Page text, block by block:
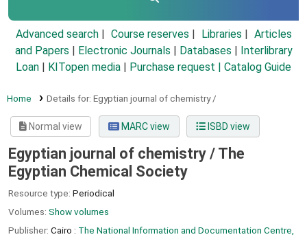
Advanced search Course reserves Libraries
Articles
and Papers
Electronic Journals Databases
Interlibrary
Loan
KITopen media Purchase request | Catalog Guide
Home Details for: Egyptian journal of chemistry /
Normal view MARC view ISBD view
Egyptian journal of chemistry / The
Egyptian Chemical Society
Resource type: Periodical
Volumes: Show volumes
Publisher: Cairo : The National Information and Documentation Centre,